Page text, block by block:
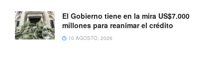
El Gobierno tiene en la mira US$7.000
millones para reanimar el crédito
10 AGOSTO, 2026